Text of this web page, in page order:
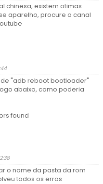
chinesa, existem otimas
aparelho, procure o canal
"adb reboot bootloader"
abaixo, como poderia
found
o nome da pasta da rom
todos os erros